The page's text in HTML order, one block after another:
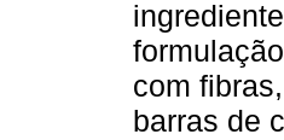
com
barras de